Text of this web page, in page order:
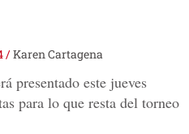
/Karen Cartagena
presentado este jueves
para lo que resta del torneo